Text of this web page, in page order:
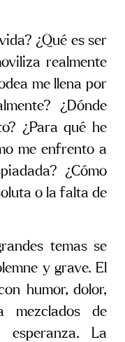
¿Qué es ser
realmente
me llena por
¿Dónde
¿Para qué he
me enfrento a
¿Cómo
o la falta de
temas se
y grave. El
humor, dolor,
mezclados de
La